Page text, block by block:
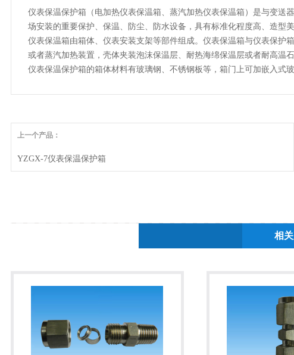
仪表保温保护箱（电加热仪表保温箱、蒸汽加热仪表保温箱）是与变
场安装的重要保护、保温、防尘、防水设备，具有标准化程度高、造型
仪表保温箱由箱体、仪表安装支架等部件组成。仪表保温箱与仪表保护
或者蒸汽加热装置，壳体夹装泡沫保温层、耐热海绵保温层或者耐高温石
仪表保温保护箱的箱体材料有玻璃钢、不锈钢板等，箱门上可加嵌入式玻
上一个产品：
YZGX-7仪表保温保护箱
相